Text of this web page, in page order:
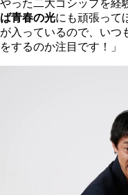
やった二大ゴシップを経
ば青春の光にも頑張って
が入っているので、いつ
をするのか注目です！」